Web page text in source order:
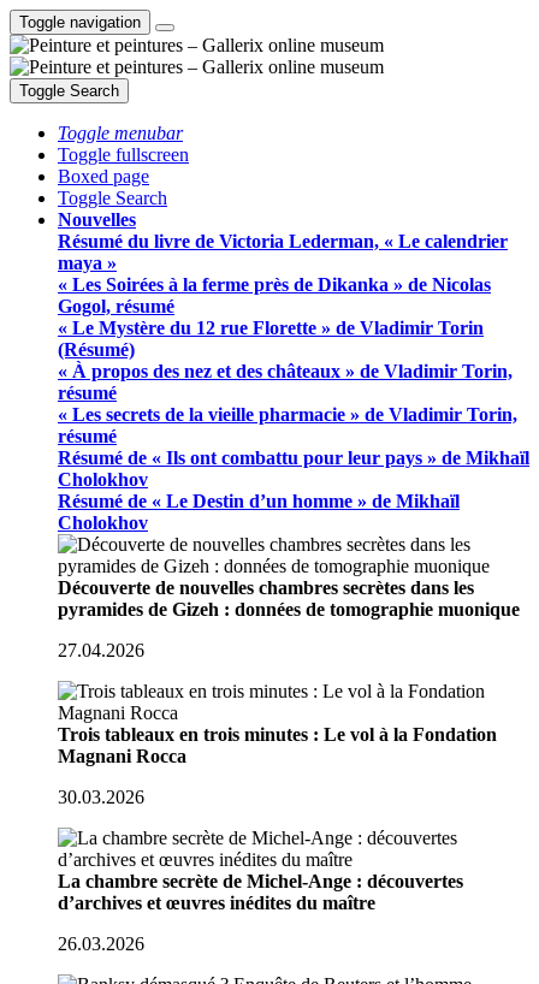
Toggle navigation
Toggle Search
Toggle menubar
Toggle fullscreen
Boxed page
Toggle Search
Nouvelles
Résumé du livre de Victoria Lederman, « Le calendrier
maya »
« Les Soirées à la ferme près de Dikanka » de Nicolas
Gogol, résumé
« Le Mystère du 12 rue Florette » de Vladimir Torin
(Résumé)
« À propos des nez et des châteaux » de Vladimir Torin,
résumé
« Les secrets de la vieille pharmacie » de Vladimir Torin,
résumé
Résumé de « Ils ont combattu pour leur pays » de Mikhaïl
Cholokhov
Résumé de « Le Destin d’un homme » de Mikhaïl
Cholokhov
Découverte de nouvelles chambres secrètes dans les
pyramides de Gizeh : données de tomographie muonique
27.04.2026
Trois tableaux en trois minutes : Le vol à la Fondation
Magnani Rocca
30.03.2026
La chambre secrète de Michel-Ange : découvertes
d’archives et œuvres inédites du maître
26.03.2026